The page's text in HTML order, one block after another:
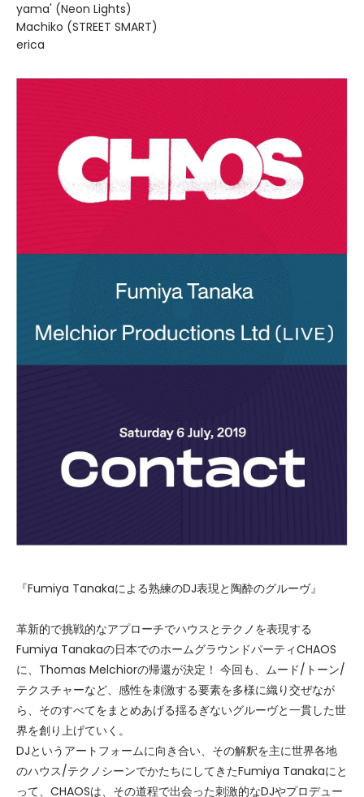
yama' (Neon Lights)
Machiko (STREET SMART)
erica
『Fumiya Tanakaによる熟練のDJ表現と陶酔のグルーヴ』
革新的で挑戦的なアプローチでハウスとテクノを表現する
Fumiya Tanakaの日本でのホームグラウンドパーティCHAOS
に、Thomas Melchiorの帰還が決定！ 今回も、ムード/トーン/
テクスチャーなど、感性を刺激する要素を多様に織り交ぜなが
ら、そのすべてをまとめあげる揺るぎないグルーヴと一貫した世
界を創り上げていく。
DJというアートフォームに向き合い、その解釈を主に世界各地
のハウス/テクノシーンでかたちにしてきたFumiya Tanakaにと
って、CHAOSは、その道程で出会った刺激的なDJやプロデュー